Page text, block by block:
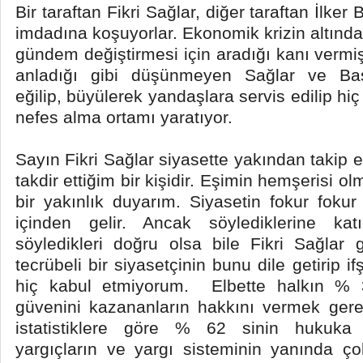
Bir taraftan Fikri Sağlar, diğer taraftan İlker
imdadına koşuyorlar. Ekonomik krizin
gündem değiştirmesi için aradığı kanı
anladığı gibi düşünmeyen Sağlar ve
eğilip, büyülerek yandaşlara servis edilip
nefes alma ortamı yaratıyor.
Sayın Fikri Sağlar siyasette yakından takip
takdir ettiğim bir kişidir. Eşimin hemşerisi
bir yakınlık duyarım. Siyasetin fokur
içinden gelir. Ancak söylediklerine
söyledikleri doğru olsa bile Fikri Sağlar
tecrübeli bir siyasetçinin bunu dile getirip
hiç kabul etmiyorum. Elbette halkın %
güvenini kazananların hakkını vermek
istatistiklere göre % 62 sinin hukuka
yargıçların ve yargı sisteminin yanında